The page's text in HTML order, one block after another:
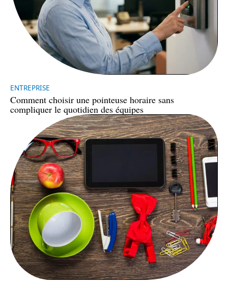
ENTREPRISE
Comment choisir une pointeuse horaire sans
compliquer le quotidien des équipes